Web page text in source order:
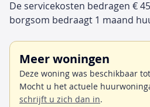
De servicekosten bedragen €
borgsom bedraagt 1 maand
Meer woningen
Deze woning was beschikbaar
Mocht u het actuele
schrijft u zich dan in.